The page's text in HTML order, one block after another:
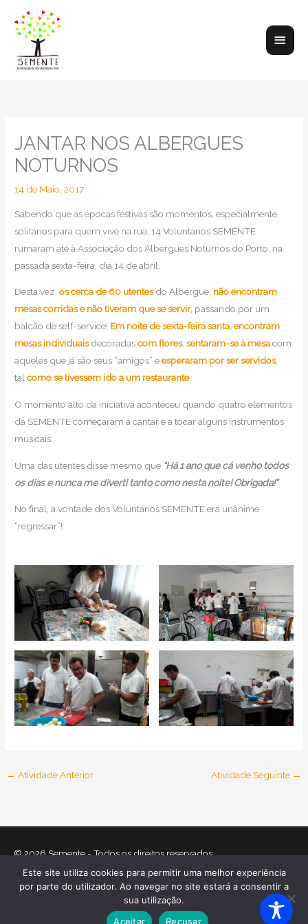
content
Main
JANTAR NOS ALBERGUES
NOTURNOS
14 de Maio, 2017
Sabendo que as épocas festivas são momentos, especialmente,
solitários para quem vive na rua, 14 Voluntários SEMENTE
rumaram até à Associação dos Albergues Noturnos do Porto, na
passada sexta-feira, dia 14 de abril.
Desta vez,os cerca de 60 utentesdo Albergue, não encontram
mesas corridas e não tiveram que se servir, passando por um
balcão de self-service! Em noite de sexta-feira santa, encontram
mesas individuaisdecoradascom flores,sentaram-se à mesacom
aqueles que já são seus “amigos” eesperaram por ser servidos,
talcomo se tivessem ido a um restaurante.
O momento alto da iniciativa aconteceu quando quatro elementos
da SEMENTE começaram a cantar e a tocar alguns instrumentos
musicais.
Uma das utentes disse mesmo que “Há 1 ano que cá venho todos
os dias e nunca me diverti tanto como nesta noite! Obrigada!”
No final, a vontade dos Voluntários SEMENTE era unânime
“regressar”!
← Atividade Anterior Atividade Seguinte →
© 2026Semente- Todos os direitos reservados
O que nos move Equipa Atividades
Relatórios
Contactos
Política de Cookies
Política de Privacidade
Este site utiliza cookies para permitir uma melhor experiência
por parte do utilizador. Ao navegar no site estará a consentir a
sua utilização.
Aceitar
Recusar